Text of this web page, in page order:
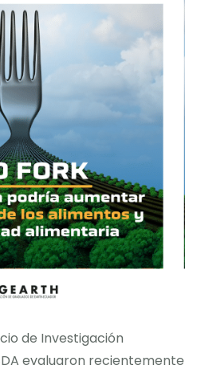
de Investigación
evaluaron recientemente